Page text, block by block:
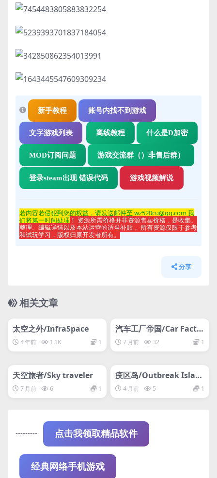
新手教程 账号内找不到游戏
文字游戏列表 离线教程 什么是D加密
MOD订阅问题 游戏交流群（）非售后群）
登录steam出现 错误代码 游戏视频解说
若内容若侵犯到您的权益，请发送邮件至 wz520cu@qq.com 我
们将第一时间处理 ！ 资源所需价格并非资源售卖价格，是收集、
整理、编辑详情以及本站运营的适当补贴， 所有资源仅限于参考
和试玩学习，版权归原开发者所有。
分享
相关文章
网盘下载游戏
太空之外/InfraSpace
4 年前 1.1K 1
网盘下载游戏
汽车工厂帝国/Car Facto
ry Empire
7 月前 32 1
网盘下载游戏
天空旅者/Sky traveler
7 月前 6 1
网盘下载游戏
疫区岛/Outbreak Islan
d 4 月前 5 1
--------- 点击我领取精品软件
经典网络手机游戏